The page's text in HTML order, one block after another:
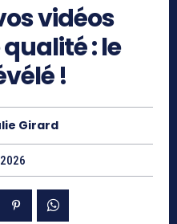
vidéos
: le
!
Girard